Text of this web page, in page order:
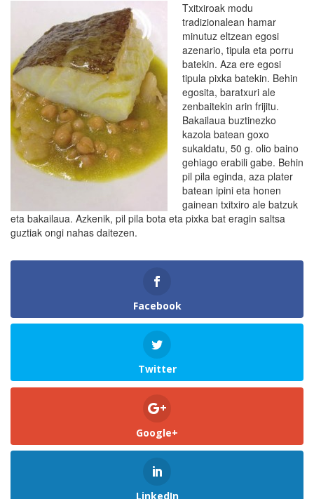
Txitxiroak modu
tradizionalean hamar
minutuz eltzean egosi
azenario, tipula eta porru
batekin. Aza ere egosi
tipula pixka batekin. Behin
egosita, baratxuri ale
zenbaitekin arin frijitu.
Bakailaua buztinezko
kazola batean goxo
sukaldatu, 50 g. olio baino
gehiago erabili gabe. Behin
pil pila eginda, aza plater
batean ipini eta honen
gainean txitxiro ale batzuk
eta bakailaua. Azkenik, pil pila bota eta pixka bat eragin saltsa
guztiak ongi nahas daitezen.
Facebook
Twitter
Google+
LinkedIn